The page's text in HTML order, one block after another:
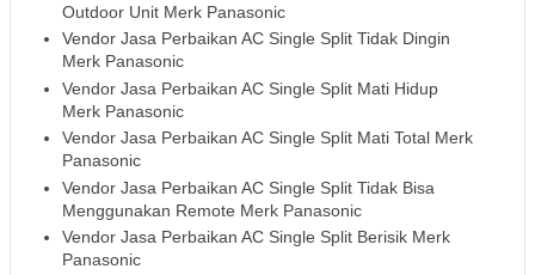
Outdoor Unit Merk Panasonic
Vendor Jasa Perbaikan AC Single Split Tidak Dingin
Merk Panasonic
Vendor Jasa Perbaikan AC Single Split Mati Hidup
Merk Panasonic
Vendor Jasa Perbaikan AC Single Split Mati Total Merk
Panasonic
Vendor Jasa Perbaikan AC Single Split Tidak Bisa
Menggunakan Remote Merk Panasonic
Vendor Jasa Perbaikan AC Single Split Berisik Merk
Panasonic